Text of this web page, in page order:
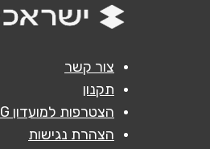
צור קשר
תקנון
הצטרפות למועדון LIVING
הצהרת נגישות